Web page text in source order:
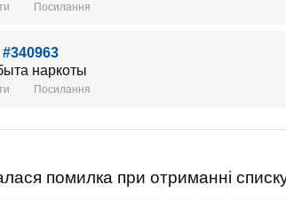
Посилання
наркоты
Посилання
помилка при отриманні